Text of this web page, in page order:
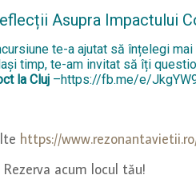
Asupra Impactului
te-a ajutat să înțelegi
timp, te-am invitat să îți
la Cluj –https://fb.me/e/
https://
acum locul tău!